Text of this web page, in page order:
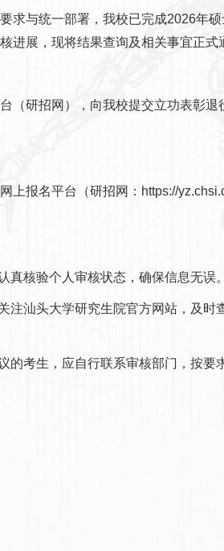
与统一部署，我校已完成2026年硕
进展，现将结果查询及相关事宜正式
研招网），向我校提交立功表彰退
报名平台（研招网：https://
核验个人审核状态，确保信息无误。
汕头大学研究生院官方网站，及时
考生，应自行联系审核部门，按要